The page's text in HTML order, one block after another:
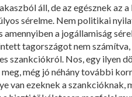
áll, de az egésznek az
sérelme. Nem politikai
a jogállamiság
tagországot nem
szankciókról. Nos, egy ilyen
még jó néhány további
ezeknek a szankcióknak,